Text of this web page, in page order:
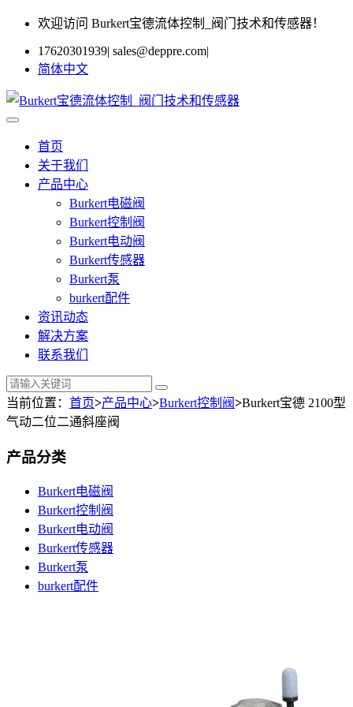
欢迎访问 Burkert宝德流体控制_阀门技术和传感器！
17620301939| sales@deppre.com|
简体中文
首页
关于我们
产品中心
Burkert电磁阀
Burkert控制阀
Burkert电动阀
Burkert传感器
Burkert泵
burkert配件
资讯动态
解决方案
联系我们
当前位置： 首页>产品中心>Burkert控制阀>Burkert宝德 2100型
气动二位二通斜座阀
产品分类
Burkert电磁阀
Burkert控制阀
Burkert电动阀
Burkert传感器
Burkert泵
burkert配件